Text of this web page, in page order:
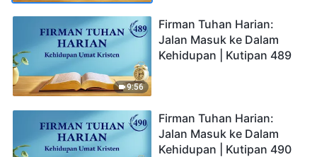
9:56
Firman Tuhan Harian:
Jalan Masuk ke Dalam
Kehidupan | Kutipan 489
Firman Tuhan Harian:
Jalan Masuk ke Dalam
Kehidupan | Kutipan 490